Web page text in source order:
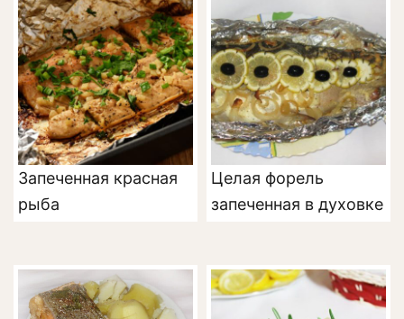
Запеченная красная
рыба
Целая форель
запеченная в духовке